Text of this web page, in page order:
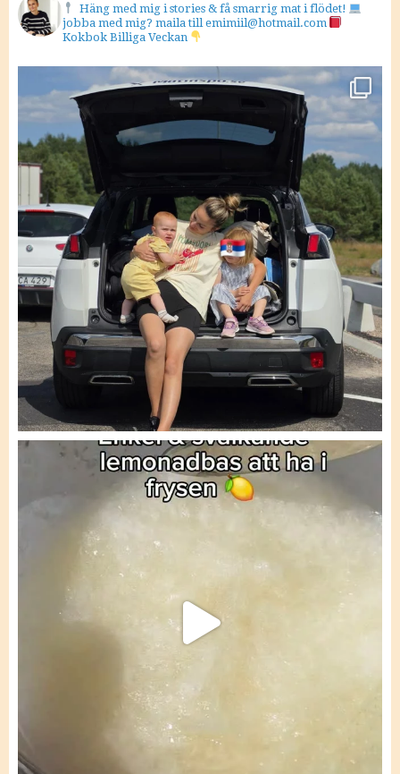
Häng med mig i stories & få smarrig mat i flödet!
jobba med mig? maila till emimiil@hotmail.com
Kokbok Billiga Veckan